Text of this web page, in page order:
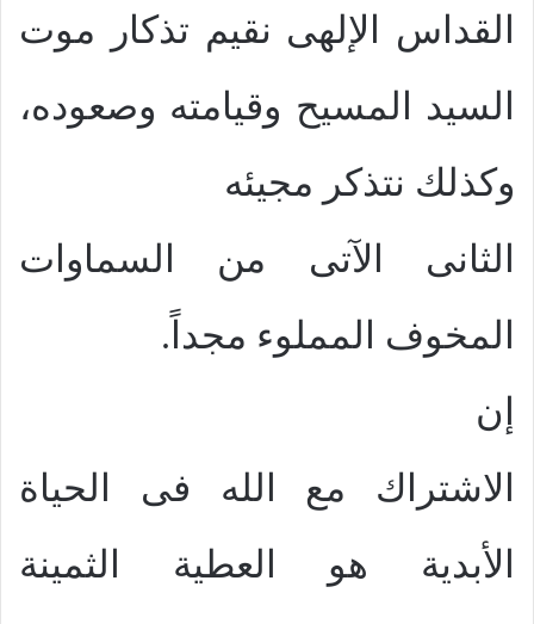
القداس الإلهى نقيم تذكار موت
السيد المسيح وقيامته وصعوده،
وكذلك نتذكر مجيئه
الثانى الآتى من السماوات
المخوف المملوء مجداً.
إن
الاشتراك مع الله فى الحياة
الأبدية هو العطية الثمينة